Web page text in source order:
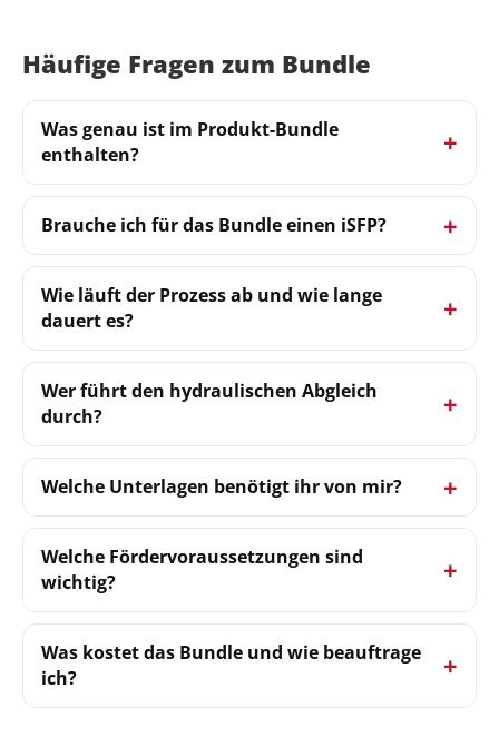
Häufige Fragen zum Bundle
Was genau ist im Produkt-Bundle
enthalten?
Brauche ich für das Bundle einen iSFP?
Wie läuft der Prozess ab und wie lange
dauert es?
Wer führt den hydraulischen Abgleich
durch?
Welche Unterlagen benötigt ihr von mir?
Welche Fördervoraussetzungen sind
wichtig?
Was kostet das Bundle und wie beauftrage
ich?